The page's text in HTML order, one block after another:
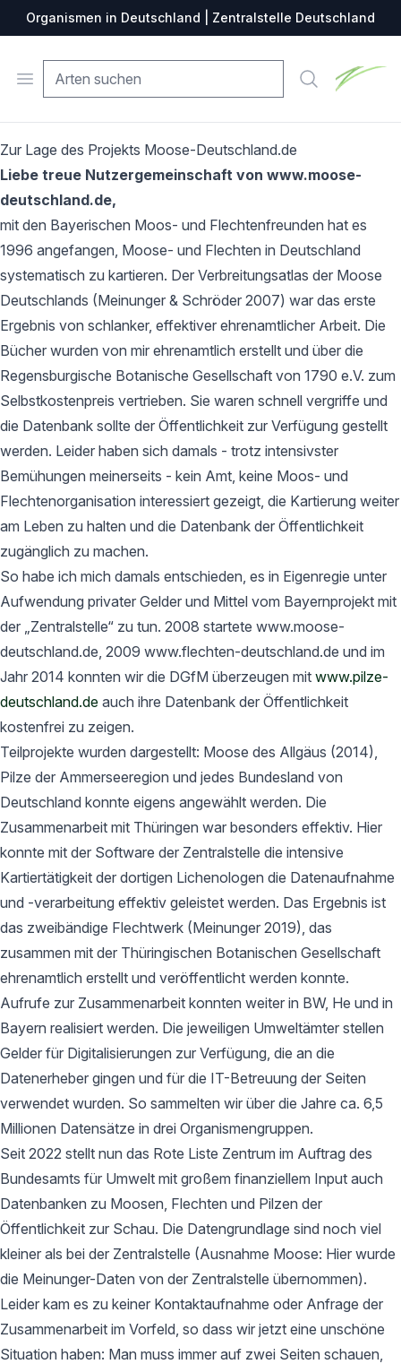
Organismen in Deutschland | Zentralstelle Deutschland
Open menu Suche
Zur Lage des Projekts Moose-Deutschland.de
Liebe treue Nutzergemeinschaft von www.moose-
deutschland.de,
mit den Bayerischen Moos- und Flechtenfreunden hat es
1996 angefangen, Moose- und Flechten in Deutschland
systematisch zu kartieren. Der Verbreitungsatlas der Moose
Deutschlands (Meinunger & Schröder 2007) war das erste
Ergebnis von schlanker, effektiver ehrenamtlicher Arbeit. Die
Bücher wurden von mir ehrenamtlich erstellt und über die
Regensburgische Botanische Gesellschaft von 1790 e.V. zum
Selbstkostenpreis vertrieben. Sie waren schnell vergriffe und
die Datenbank sollte der Öffentlichkeit zur Verfügung gestellt
werden. Leider haben sich damals - trotz intensivster
Bemühungen meinerseits - kein Amt, keine Moos- und
Flechtenorganisation interessiert gezeigt, die Kartierung weiter
am Leben zu halten und die Datenbank der Öffentlichkeit
zugänglich zu machen.
So habe ich mich damals entschieden, es in Eigenregie unter
Aufwendung privater Gelder und Mittel vom Bayernprojekt mit
der „Zentralstelle“ zu tun. 2008 startete www.moose-
deutschland.de, 2009 www.flechten-deutschland.de und im
Jahr 2014 konnten wir die DGfM überzeugen mit www.pilze-
deutschland.de auch ihre Datenbank der Öffentlichkeit
kostenfrei zu zeigen.
Teilprojekte wurden dargestellt: Moose des Allgäus (2014),
Pilze der Ammerseeregion und jedes Bundesland von
Deutschland konnte eigens angewählt werden. Die
Zusammenarbeit mit Thüringen war besonders effektiv. Hier
konnte mit der Software der Zentralstelle die intensive
Kartiertätigkeit der dortigen Lichenologen die Datenaufnahme
und -verarbeitung effektiv geleistet werden. Das Ergebnis ist
das zweibändige Flechtwerk (Meinunger 2019), das
zusammen mit der Thüringischen Botanischen Gesellschaft
ehrenamtlich erstellt und veröffentlicht werden konnte.
Aufrufe zur Zusammenarbeit konnten weiter in BW, He und in
Bayern realisiert werden. Die jeweiligen Umweltämter stellen
Gelder für Digitalisierungen zur Verfügung, die an die
Datenerheber gingen und für die IT-Betreuung der Seiten
verwendet wurden. So sammelten wir über die Jahre ca. 6,5
Millionen Datensätze in drei Organismengruppen.
Seit 2022 stellt nun das Rote Liste Zentrum im Auftrag des
Bundesamts für Umwelt mit großem finanziellem Input auch
Datenbanken zu Moosen, Flechten und Pilzen der
Öffentlichkeit zur Schau. Die Datengrundlage sind noch viel
kleiner als bei der Zentralstelle (Ausnahme Moose: Hier wurde
die Meinunger-Daten von der Zentralstelle übernommen).
Leider kam es zu keiner Kontaktaufnahme oder Anfrage der
Zusammenarbeit im Vorfeld, so dass wir jetzt eine unschöne
Situation haben: Man muss immer auf zwei Seiten schauen,